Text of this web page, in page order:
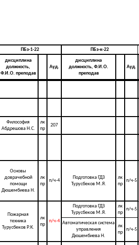
ПБз-1-22 ПБз-к-22
дисциплина
должность,
Ф.И.О. преподав
Ауд.
дисциплина
должность, Ф.И.О.
преподав
Ауд.
Философия
Абдрешова Н.С.
лк
пр
207
Основы
доврачебной
помощи
Дюшембиева Н.
лк
пр
п/ч-4
Подготовка ГДЗ
Турусбеков М.Я.
лк
пр
п/ч-5
Пожарная
техника
Турусбеков Р.К.
лк
пр
п/ч-4
Подготовка ГДЗ
Турусбеков М.Я.
лк
пр
п/ч-5
Автоматическая система
управления
Дюшембиева Н.
лк
пр
п/ч-5